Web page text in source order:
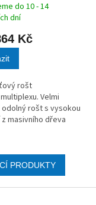
do 10 - 14
dní
Kč
rošt
Velmi
odolný rošt s vysokou
masivního dřeva
PRODUKTY